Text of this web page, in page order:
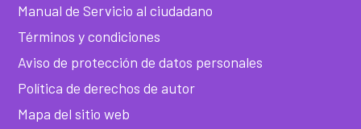
Manual de Servicio al ciudadano
Términos y condiciones
Aviso de protección de datos personales
Política de derechos de autor
Mapa del sitio web